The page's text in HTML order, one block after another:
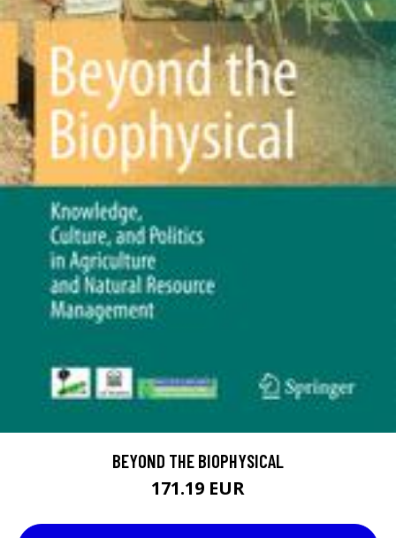
BEYOND THE BIOPHYSICAL
171.19 EUR